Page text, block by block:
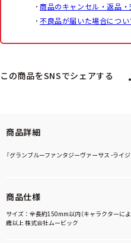
商品のキャンセル・返品
不良品が届いた場合につい
この商品をSNSでシェアする
商品詳細
『グランブルーファンタジーヴァーサス -ライ
商品仕様
サイズ：全長約150mm以内（キャラクターに
歳以上 株式会社ムービック